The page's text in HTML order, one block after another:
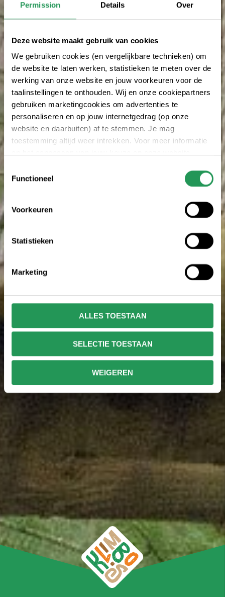
Permission Details Over
Deze website maakt gebruik van cookies
We gebruiken cookies (en vergelijkbare technieken) om
de website te laten werken, statistieken te meten over de
werking van onze website en jouw voorkeuren voor de
taalinstellingen te onthouden. Wij en onze cookiepartners
gebruiken marketingcookies om advertenties te
personaliseren en op jouw internetgedrag (op onze
website en daarbuiten) af te stemmen. Je mag
toestemming altijd weer intrekken. Voor meer informatie
Functioneel
Voorkeuren
Statistieken
Marketing
ALLES TOESTAAN
SELECTIE TOESTAAN
WEIGEREN